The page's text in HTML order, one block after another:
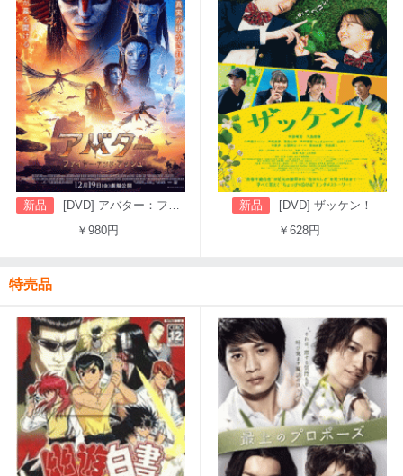
新品
[DVD] アバター：ファイヤー・アンド・アッシュ
￥980円
新品
[DVD] ザッケン！
￥628円
特売品